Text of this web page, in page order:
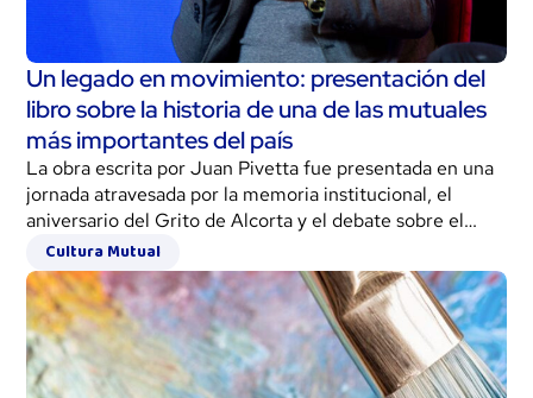
Un legado en movimiento: presentación del
libro sobre la historia de una de las mutuales
más importantes del país
La obra escrita por Juan Pivetta fue presentada en una
jornada atravesada por la memoria institucional, el
aniversario del Grito de Alcorta y el debate sobre el
papel de las organizaciones solidarias en la actualidad.
Cultura Mutual